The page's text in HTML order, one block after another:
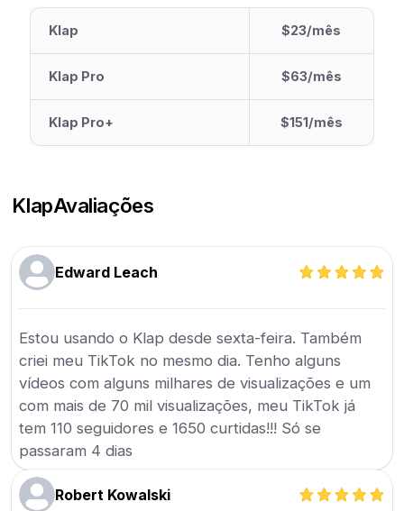
Klap $23/mês
Klap Pro $63/mês
Klap Pro+ $151/mês
KlapAvaliações
Edward Leach
Estou usando o Klap desde sexta-feira. Também
criei meu TikTok no mesmo dia. Tenho alguns
vídeos com alguns milhares de visualizações e um
com mais de 70 mil visualizações, meu TikTok já
tem 110 seguidores e 1650 curtidas!!! Só se
passaram 4 dias
Robert Kowalski